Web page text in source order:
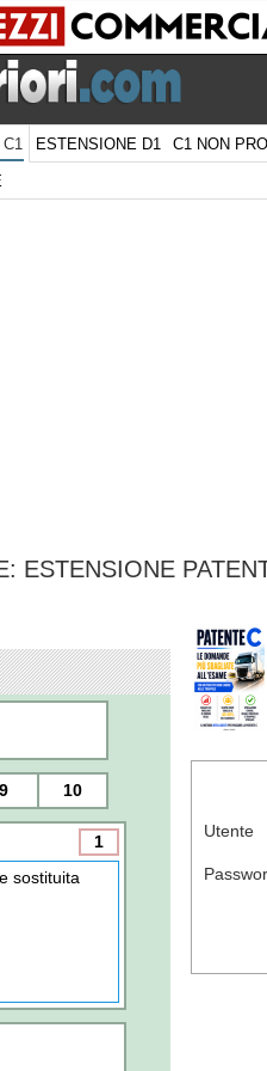
C1 ESTENSIONE D1 C1 NON
ESTENSIONE
9 10
1
sostituita
Utente